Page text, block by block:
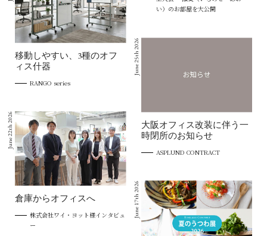
い）のお部屋を大公開
移動しやすい、3種のオフ
ィス什器
RANGO series
June 25th 2026
大阪オフィス改装に伴う一
時閉所のお知らせ
ASPLUND CONTRACT
June 22th 2026
倉庫からオフィスへ
株式会社ワイ・ヨット様インタビュ
ー
June 17th 2026